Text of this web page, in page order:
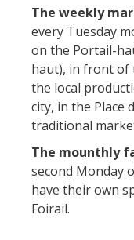
Bournazel: pueblo y
Los parajes
naturales
El sendero etno-
Ségala "Al travers"
La zona húmeda de
Maymac
Vistas
Patrimonio y
Equitación
Actividades
náuticas,
Actividades
deportivas
Hoteles y
de
Casas de
huéspedes
Casas
de alquiler
Campings
La castaña
Las vinas
Las ferias y
mercados
The weekly
every Tuesday
on the Portail-
haut), in front of
the local
city, in the Place
traditional
The mounthly
second Monday
have their own
Foirail.